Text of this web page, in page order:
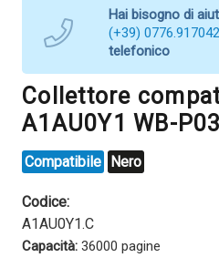
Hai bisogno di
(+39) 0776.917042
telefonico
Collettore
A1AU0Y1 WB-
Compatibile Nero
Codice:
A1AU0Y1.C
Capacità: 36000 pagine